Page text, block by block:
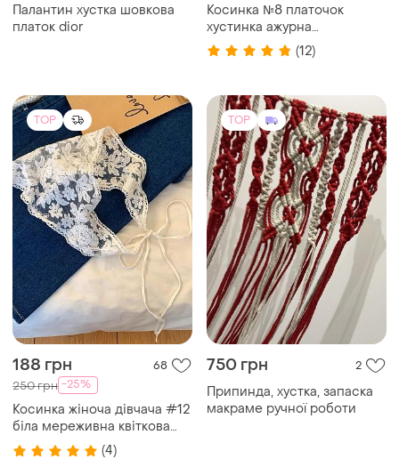
Палантин хустка шовкова
платок dior
Косинка №8 платочок
хустинка ажурна
мереживна біла ніжна
романтична нова
(12)
TOP
188 грн 68
250 грн -25%
Косинка жіноча дівчача #12
біла мереживна квіткова
нова на голову на талію
(4)
TOP
750 грн 2
Припинда, хустка, запаска
макраме ручної роботи